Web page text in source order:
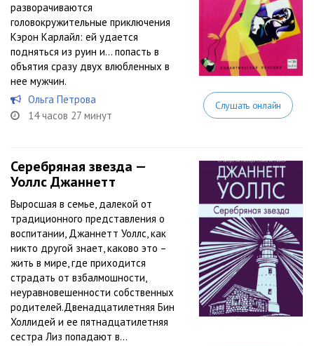
разворачиваются
головокружительные приключения
Кэрон Карлайл: ей удается
подняться из руин и… попасть в
объятия сразу двух влюбленных в
нее мужчин.
Ольга Петрова
14 часов 27 минут
Слушать онлайн
Серебряная звезда —
Уоллс Джаннетт
Выросшая в семье, далекой от
традиционного представления о
воспитании, Джаннетт Уоллс, как
никто другой знает, каково это –
жить в мире, где приходится
страдать от взбалмошности,
неуравновешенности собственных
родителей.Двенадцатилетняя Бин
Холлидей и ее пятнадцатилетняя
сестра Лиз попадают в...